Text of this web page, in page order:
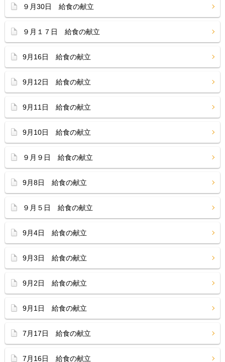
９月30日 給食の献立
９月１７日 給食の献立
9月16日 給食の献立
9月12日 給食の献立
9月11日 給食の献立
9月10日 給食の献立
９月９日 給食の献立
9月8日 給食の献立
９月５日 給食の献立
9月4日 給食の献立
9月3日 給食の献立
9月2日 給食の献立
9月1日 給食の献立
7月17日 給食の献立
7月16日 給食の献立